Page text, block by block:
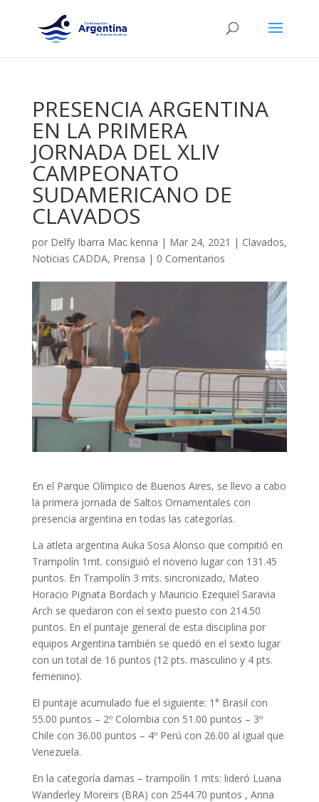
PRESENCIA ARGENTINA
EN LA PRIMERA
JORNADA DEL XLIV
CAMPEONATO
SUDAMERICANO DE
CLAVADOS
por Delfy Ibarra Mac kenna | Mar 24, 2021 | Clavados,
Noticias CADDA, Prensa | 0 Comentarios
En el Parque Olímpico de Buenos Aires, se llevo a cabo
la primera jornada de Saltos Ornamentales con
presencia argentina en todas las categorías.
La atleta argentina Auka Sosa Alonso que compitió en
Trampolín 1mt. consiguió el noveno lugar con 131.45
puntos. En Trampolín 3 mts. sincronizado, Mateo
Horacio Pignata Bordach y Mauricio Ezequiel Saravia
Arch se quedaron con el sexto puesto con 214.50
puntos. En el puntaje general de esta disciplina por
equipos Argentina también se quedó en el sexto lugar
con un total de 16 puntos (12 pts. masculino y 4 pts.
femenino).
El puntaje acumulado fue el siguiente: 1° Brasil con
55.00 puntos – 2º Colombia con 51.00 puntos – 3º
Chile con 36.00 puntos – 4º Perú con 26.00 al igual que
Venezuela.
En la categoría damas – trampolín 1 mts: lideró Luana
Wanderley Moreirs (BRA) con 2544.70 puntos , Anna